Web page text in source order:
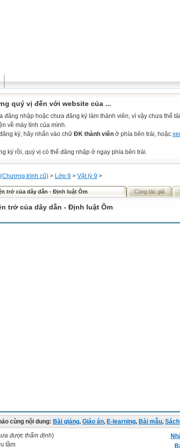
quý vị đến với website của ...
đăng nhập hoặc chưa đăng ký làm thành viên, vì vậy chưa thể
về máy tính của mình.
ký, hãy nhấn vào chữ ĐK thành viên ở phía bên trái, hoặc
ký rồi, quý vị có thể đăng nhập ở ngay phía bên trái.
trình cũ) > Lớp 9 > Vật lý 9 >
trở của dây dẫn - Định luật Ôm Cùng tác giả
trở của dây dẫn - Định luật Ôm
cùng nội dung: Bài giảng, Giáo án, E-learning, Bài mẫu,
được thẩm định)
tầm